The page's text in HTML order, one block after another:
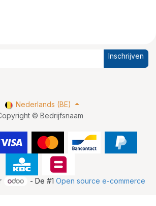
Inschrijven
© Bedrijfsnaam
Nederlands (BE)
- De #1Open source e-commerce